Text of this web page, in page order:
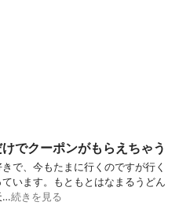
でクーポンがもらえちゃう
で、今もたまに行くのですが行く
います。もともとはなまるうどん
…続きを見る